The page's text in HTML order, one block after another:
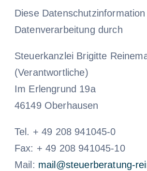
Diese
Datenverarbeitung durch
Steuerkanzlei Brigitte
(Verantwortliche)
Im Erlengrund 19a
46149 Oberhausen
Tel. + 49 208 941045-0
Fax: + 49 208 941045-10
Mail: mail@steuerberatung-